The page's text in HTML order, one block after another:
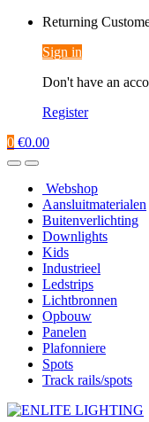
Returning
Sign in
Don't have an
Register
0 €0.00
Webshop
Aansluitmaterialen
Buitenverlichting
Downlights
Kids
Industrieel
Ledstrips
Lichtbronnen
Opbouw
Panelen
Plafonniere
Spots
Track rails/spots